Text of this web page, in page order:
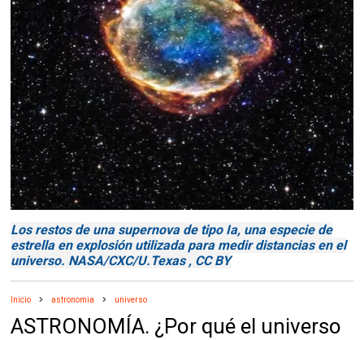
Los restos de una supernova de tipo Ia, una especie de
estrella en explosión utilizada para medir distancias en el
universo. NASA/CXC/U.Texas , CC BY
Inicio astronomia universo
ASTRONOMÍA. ¿Por qué el universo